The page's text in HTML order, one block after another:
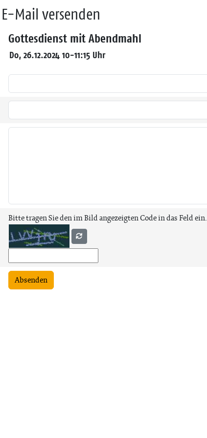
Mail versenden
Gottesdienst mit Abendmahl
Do, 26.12.2024 10-11:15 Uhr
Bitte tragen Sie den im Bild angezeigten Code in das Feld ein.
Absenden